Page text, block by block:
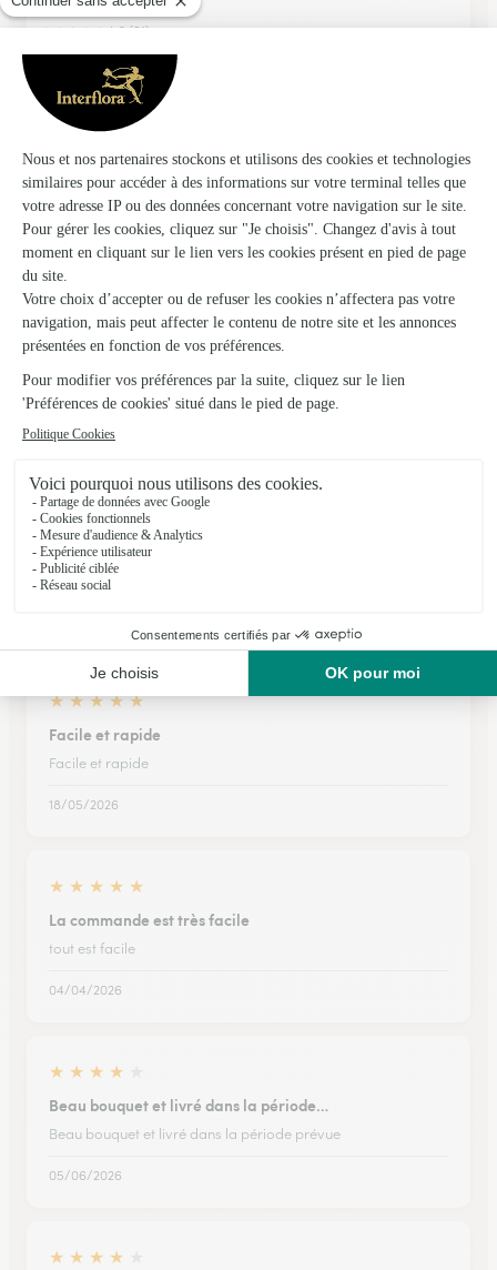
Marseille
★★★★★4.6 (91)
27, rue de la République
Voir la boutique
Florelia, Nicole Chanel
★ ★★★★4 (50)
425, rue Paradis
Ils ont fait livrer des fleurs ou une plante à
★ ★ ★ ★ ★
Facile et rapide
Facile et rapide
18/05/2026
★ ★ ★ ★ ★
La commande est très facile
tout est facile
04/04/2026
★ ★ ★ ★
Beau bouquet et livré dans la période…
Beau bouquet et livré dans la période prévue
05/06/2026
★ ★ ★ ★